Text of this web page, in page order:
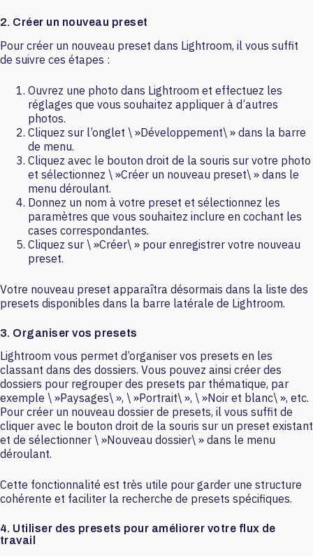
2. Créer un nouveau preset
Pour créer un nouveau preset dans Lightroom, il vous suffit
de suivre ces étapes :
Ouvrez une photo dans Lightroom et effectuez les
réglages que vous souhaitez appliquer à d’autres
photos.
Cliquez sur l’onglet \ »Développement\ » dans la barre
de menu.
Cliquez avec le bouton droit de la souris sur votre photo
et sélectionnez \ »Créer un nouveau preset\ » dans le
menu déroulant.
Donnez un nom à votre preset et sélectionnez les
paramètres que vous souhaitez inclure en cochant les
cases correspondantes.
Cliquez sur \ »Créer\ » pour enregistrer votre nouveau
preset.
Votre nouveau preset apparaîtra désormais dans la liste des
presets disponibles dans la barre latérale de Lightroom.
3. Organiser vos presets
Lightroom vous permet d’organiser vos presets en les
classant dans des dossiers. Vous pouvez ainsi créer des
dossiers pour regrouper des presets par thématique, par
exemple \ »Paysages\ », \ »Portrait\ », \ »Noir et blanc\ », etc.
Pour créer un nouveau dossier de presets, il vous suffit de
cliquer avec le bouton droit de la souris sur un preset existant
et de sélectionner \ »Nouveau dossier\ » dans le menu
déroulant.
Cette fonctionnalité est très utile pour garder une structure
cohérente et faciliter la recherche de presets spécifiques.
4. Utiliser des presets pour améliorer votre flux de
travail